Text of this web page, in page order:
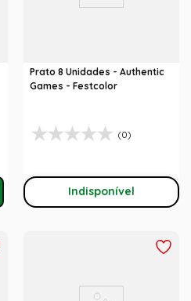
Prato 8 Unidades - Authentic
Games - Festcolor
(0)
Indisponível